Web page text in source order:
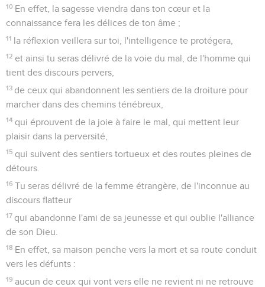
10 En effet, la sagesse viendra dans ton cœur et la
connaissance fera les délices de ton âme ;
11 la réflexion veillera sur toi, l'intelligence te protégera,
12 et ainsi tu seras délivré de la voie du mal, de l'homme qui
tient des discours pervers,
13 de ceux qui abandonnent les sentiers de la droiture pour
marcher dans des chemins ténébreux,
14 qui éprouvent de la joie à faire le mal, qui mettent leur
plaisir dans la perversité,
15 qui suivent des sentiers tortueux et des routes pleines de
détours.
16 Tu seras délivré de la femme étrangère, de l'inconnue au
discours flatteur
17 qui abandonne l'ami de sa jeunesse et qui oublie l'alliance
de son Dieu.
18 En effet, sa maison penche vers la mort et sa route conduit
vers les défunts :
19 aucun de ceux qui vont vers elle ne revient ni ne retrouve